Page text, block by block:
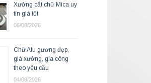
Xưởng cắt chữ Mica uy
tín giá tốt
06/08/2026
Chữ Alu gương đẹp,
giá xưởng, gia công
theo yêu cầu
04/08/2026